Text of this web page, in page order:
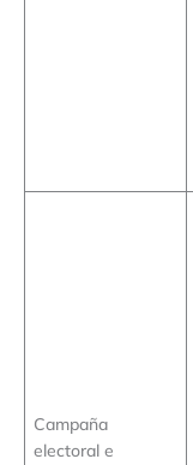
Campaña
electoral e